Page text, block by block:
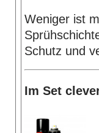
Weniger ist
Schutz und
Im Set